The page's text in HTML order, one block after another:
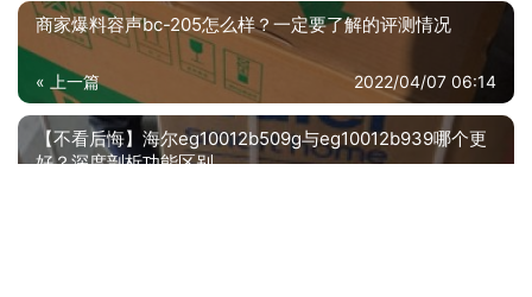
商家爆料容声bc-205怎么样？一定要了解的评测情况
« 上一篇 2022/04/07 06:14
【不看后悔】海尔eg10012b509g与eg10012b939哪个更
好？深度剖析功能区别